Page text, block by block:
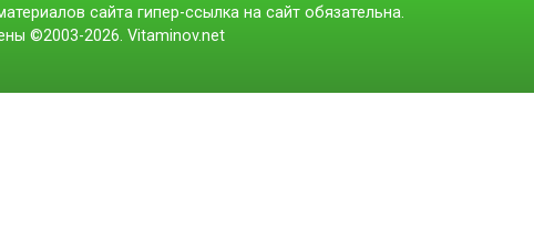
сайта гипер-ссылка на сайт обязательна.
©2003-2026. Vitaminov.net